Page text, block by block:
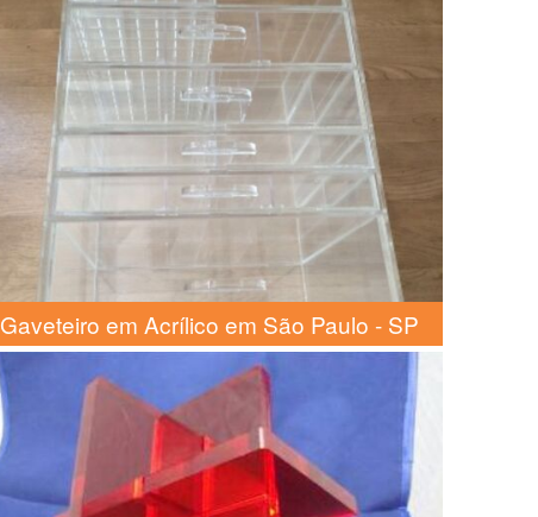
Gaveteiro em Acrílico em São Paulo - SP